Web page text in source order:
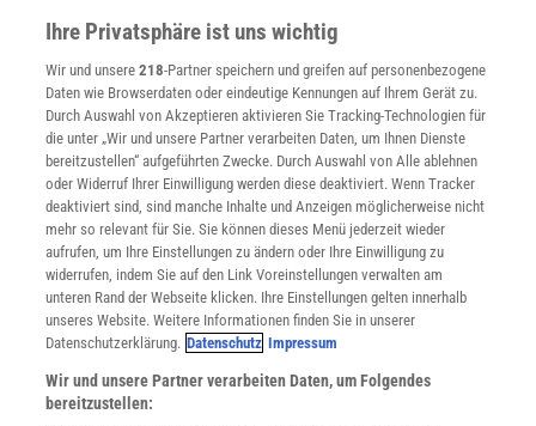
NACH OBEN
Für Sie im Spektrum-Shop und am Kiosk:
WEITERE NEUERSCHEINUNGEN SPEKTRUM SHOP
Ihre Privatsphäre ist uns wichtig
Wir und unsere218-Partner speichern und greifen auf personenbezogene
Daten wie Browserdaten oder eindeutige Kennungen auf Ihrem Gerät zu.
Durch Auswahl von Akzeptieren aktivieren Sie Tracking-Technologien für
die unter „Wir und unsere Partner verarbeiten Daten, um Ihnen Dienste
bereitzustellen“ aufgeführten Zwecke. Durch Auswahl von Alle ablehnen
oder Widerruf Ihrer Einwilligung werden diese deaktiviert. Wenn Tracker
deaktiviert sind, sind manche Inhalte und Anzeigen möglicherweise nicht
mehr so relevant für Sie. Sie können dieses Menü jederzeit wieder
aufrufen, um Ihre Einstellungen zu ändern oder Ihre Einwilligung zu
widerrufen, indem Sie auf den Link Voreinstellungen verwalten am
unteren Rand der Webseite klicken. Ihre Einstellungen gelten innerhalb
unseres Website. Weitere Informationen finden Sie in unserer
Datenschutzerklärung. Datenschutz Impressum
Wir und unsere Partner verarbeiten Daten, um Folgendes
bereitzustellen: